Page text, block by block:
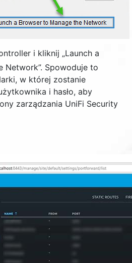
i kliknij „Launch a
Network”. Spowoduje to
w której zostanie
i hasło, aby
zarządzania UniFi Security